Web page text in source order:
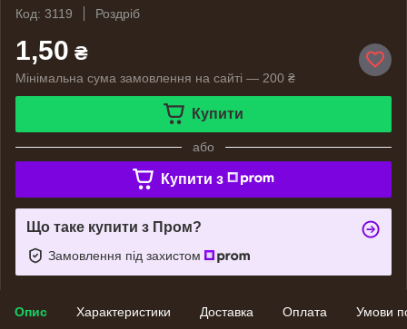
Код: 3119
Роздріб
1,50 ₴
Мінімальна сума замовлення на сайті — 200 ₴
Купити
або
Купити з
Що таке купити з Пром?
Замовлення під захистом
Опис Характеристики Доставка Оплата Умови